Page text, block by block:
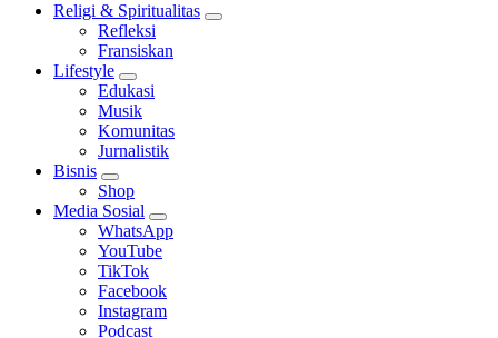
Religi & Spiritualitas
Refleksi
Fransiskan
Lifestyle
Edukasi
Musik
Komunitas
Jurnalistik
Bisnis
Shop
Media Sosial
WhatsApp
YouTube
TikTok
Facebook
Instagram
Podcast